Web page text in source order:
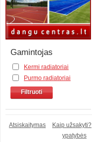
Gamintojas
Kermi radiatoriai
Purmo radiatoriai
Filtruoti
Atsiskaitymas Kaip užsakyti?
ypatybės